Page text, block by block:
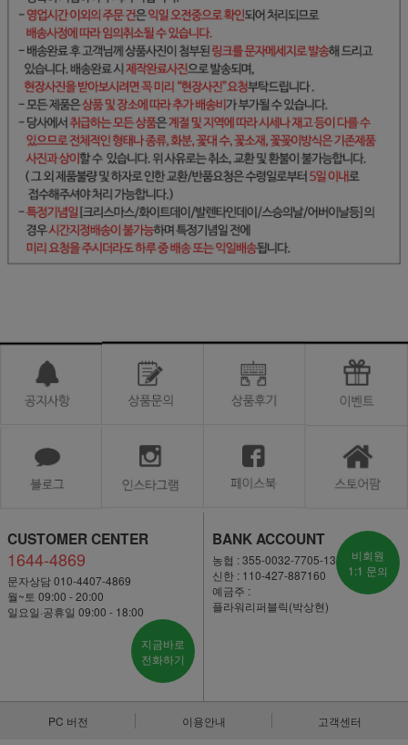
CUSTOMER CENTER
1644-4869
문자상담 010-4407-4869
월~토 09:00 - 20:00
일요일·공휴일 09:00 - 18:00
지금바로
전화하기
BANK ACCOUNT
농협 : 355-0032-7705-13
신한 : 110-427-887160
예금주 :
플라워리퍼블릭(박상현)
비회원
1:1 문의
PC 버전 이용안내 고객센터